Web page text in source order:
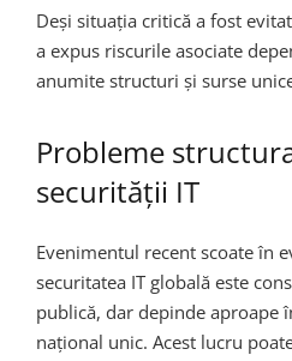
Deși situația critică a fost
a expus riscurile asociate
anumite structuri și surse
Probleme
securității IT
Evenimentul recent scoate în
securitatea IT globală este
publică, dar depinde aproape
național unic. Acest lucru